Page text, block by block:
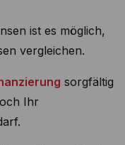
ist es möglich,
vergleichen.
sorgfältig
Ihr